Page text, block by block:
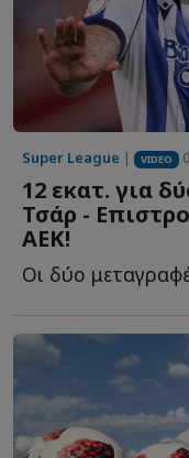
Super League | VIDEO
12 εκατ. για
Τσάρ -
ΑΕΚ!